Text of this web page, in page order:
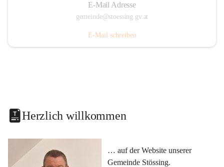
E-Mail Adresse
gemeinde@stoessing.gv.at
E-Mail schreiben
Herzlich willkommen
… auf der Website unserer
Gemeinde Stössing.